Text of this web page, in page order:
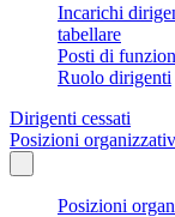
Incarichi
tabellare
Posti di
Ruolo dirigenti
Dirigenti cessati
Posizioni
Posizioni